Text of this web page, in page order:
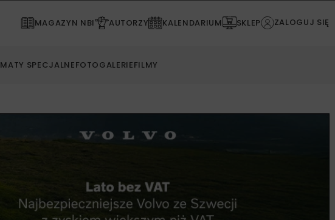
MAGAZYN NBI AUTORZY KALENDARIUM SKLEP ZALOGUJ SIĘ
SPECJALNEFOTOGALERIEFILMY